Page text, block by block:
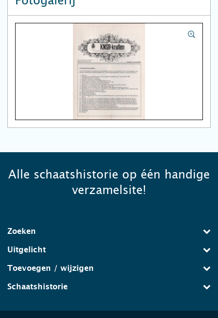
Alle schaatshistorie op één handige
verzamelsite!
Zoeken
Uitgelicht
Toevoegen / wijzigen
Schaatshistorie